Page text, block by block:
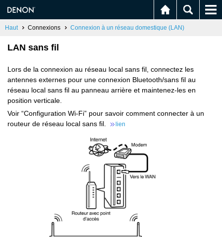
Haut Connexions Connexion à un réseau domestique (LAN)
LAN sans fil
Lors de la connexion au réseau local sans fil, connectez les
antennes externes pour une connexion Bluetooth/sans fil au
réseau local sans fil au panneau arrière et maintenez-les en
position verticale.
Voir “Configuration Wi-Fi” pour savoir comment connecter à un
routeur de réseau local sans fil.
lien